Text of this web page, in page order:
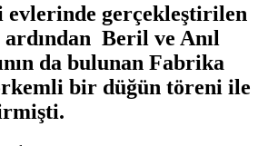
evlerinde gerçekleştirilen
ardından Beril ve Anıl
da bulunan Fabrika
bir düğün töreni ile